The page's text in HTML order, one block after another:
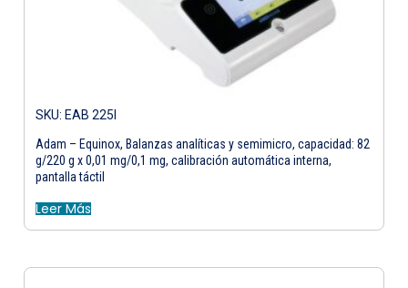
SKU: EAB 225I
Adam – Equinox, Balanzas analíticas y semimicro, capacidad: 82
g/220 g x 0,01 mg/0,1 mg, calibración automática interna,
pantalla táctil
Leer Más